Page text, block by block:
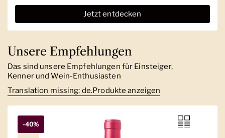
Jetzt entdecken
Unsere Empfehlungen
Das sind unsere Empfehlungen für Einsteiger,
Kenner und Wein-Enthusiasten
Translation missing: de.Produkte anzeigen
-40%